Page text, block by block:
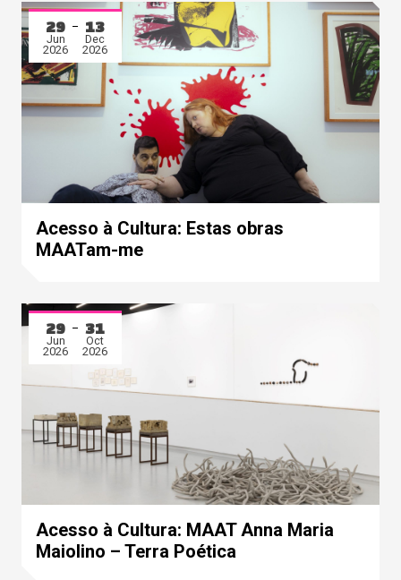
29
Jun
2026
13
Dec
2026
Acesso à Cultura: Estas obras
MAATam-me
29
Jun
2026
31
Oct
2026
Acesso à Cultura: MAAT Anna Maria
Maiolino – Terra Poética